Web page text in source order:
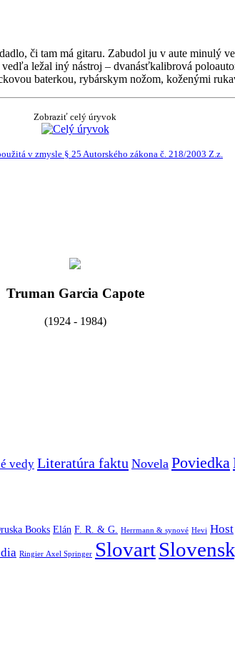
či tam má gitaru. Zabudol ju v aute minulý
ležal iný nástroj – dvanásťkalibrová
baterkou, rybárskym nožom, koženými
Zobraziť celý úryvok
v zmysle § 25 Autorského zákona č. 218/2003 Z.z.
Truman Garcia Capote
(1924 - 1984)
vedy Literatúra faktu Novela Poviedka
Books Elán F. R. & G. Herrmann & synové Hevi Host
Ringier Axel Springer Slovart